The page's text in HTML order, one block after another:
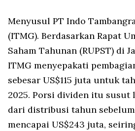
Menyusul PT Indo
(ITMG). Berdasarkan Rapat
Saham Tahunan (RUPST) di
ITMG menyepakati
sebesar US$115 juta untuk
2025. Porsi dividen itu susut
dari distribusi tahun
mencapai US$243 juta,